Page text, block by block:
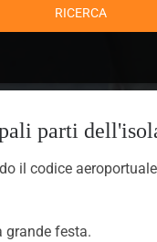
RICERCA
parti
il codice
grande festa.